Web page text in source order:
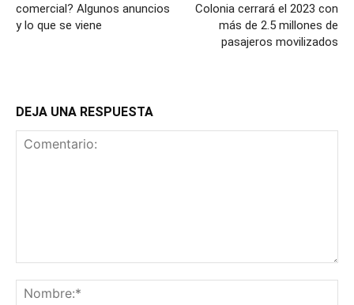
comercial? Algunos anuncios
y lo que se viene
Colonia cerrará el 2023 con
más de 2.5 millones de
pasajeros movilizados
DEJA UNA RESPUESTA